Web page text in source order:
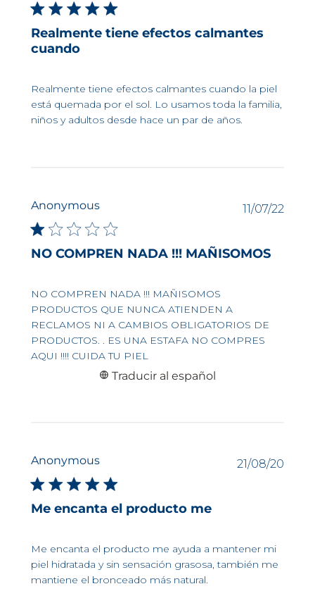
Realmente tiene efectos calmantes
cuando
Realmente tiene efectos calmantes cuando la piel
está quemada por el sol. Lo usamos toda la familia,
niños y adultos desde hace un par de años.
Anonymous
NO COMPREN NADA !!! MAÑISOMOS
NO COMPREN NADA !!! MAÑISOMOS
PRODUCTOS QUE NUNCA ATIENDEN A
RECLAMOS NI A CAMBIOS OBLIGATORIOS DE
PRODUCTOS. . ES UNA ESTAFA NO COMPRES
AQUI !!!! CUIDA TU PIEL
Traducir al español
11/07/22
Anonymous
Me encanta el producto me
Me encanta el producto me ayuda a mantener mi
piel hidratada y sin sensación grasosa, también me
mantiene el bronceado más natural.
21/08/20